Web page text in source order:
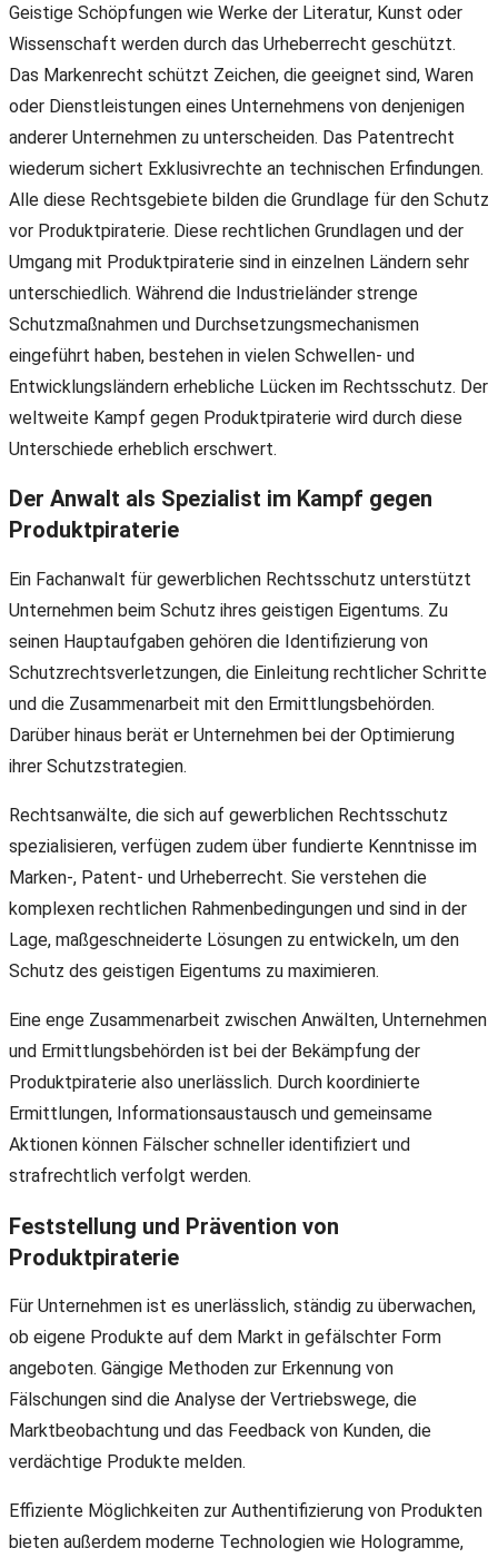
Geistige Schöpfungen wie Werke der Literatur, Kunst oder
Wissenschaft werden durch das Urheberrecht geschützt.
Das Markenrecht schützt Zeichen, die geeignet sind, Waren
oder Dienstleistungen eines Unternehmens von denjenigen
anderer Unternehmen zu unterscheiden. Das Patentrecht
wiederum sichert Exklusivrechte an technischen Erfindungen.
Alle diese Rechtsgebiete bilden die Grundlage für den Schutz
vor Produktpiraterie. Diese rechtlichen Grundlagen und der
Umgang mit Produktpiraterie sind in einzelnen Ländern sehr
unterschiedlich. Während die Industrieländer strenge
Schutzmaßnahmen und Durchsetzungsmechanismen
eingeführt haben, bestehen in vielen Schwellen- und
Entwicklungsländern erhebliche Lücken im Rechtsschutz. Der
weltweite Kampf gegen Produktpiraterie wird durch diese
Unterschiede erheblich erschwert.
Der Anwalt als Spezialist im Kampf gegen
Produktpiraterie
Ein Fachanwalt für gewerblichen Rechtsschutz unterstützt
Unternehmen beim Schutz ihres geistigen Eigentums. Zu
seinen Hauptaufgaben gehören die Identifizierung von
Schutzrechtsverletzungen, die Einleitung rechtlicher Schritte
und die Zusammenarbeit mit den Ermittlungsbehörden.
Darüber hinaus berät er Unternehmen bei der Optimierung
ihrer Schutzstrategien.
Rechtsanwälte, die sich auf gewerblichen Rechtsschutz
spezialisieren, verfügen zudem über fundierte Kenntnisse im
Marken-, Patent- und Urheberrecht. Sie verstehen die
komplexen rechtlichen Rahmenbedingungen und sind in der
Lage, maßgeschneiderte Lösungen zu entwickeln, um den
Schutz des geistigen Eigentums zu maximieren.
Eine enge Zusammenarbeit zwischen Anwälten, Unternehmen
und Ermittlungsbehörden ist bei der Bekämpfung der
Produktpiraterie also unerlässlich. Durch koordinierte
Ermittlungen, Informationsaustausch und gemeinsame
Aktionen können Fälscher schneller identifiziert und
strafrechtlich verfolgt werden.
Feststellung und Prävention von
Produktpiraterie
Für Unternehmen ist es unerlässlich, ständig zu überwachen,
ob eigene Produkte auf dem Markt in gefälschter Form
angeboten. Gängige Methoden zur Erkennung von
Fälschungen sind die Analyse der Vertriebswege, die
Marktbeobachtung und das Feedback von Kunden, die
verdächtige Produkte melden.
Effiziente Möglichkeiten zur Authentifizierung von Produkten
bieten außerdem moderne Technologien wie Hologramme,